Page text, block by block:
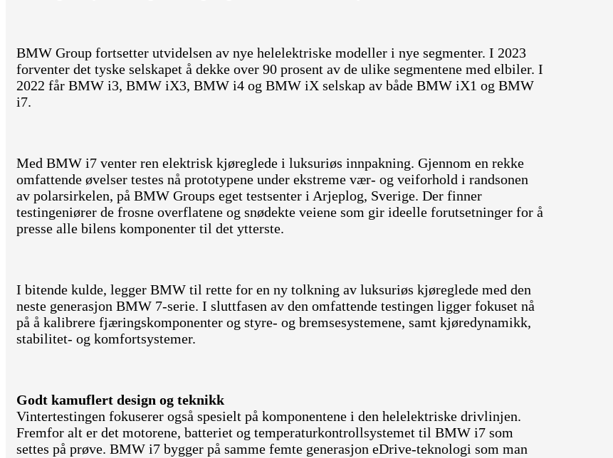
BMW Group fortsetter utvidelsen av nye helelektriske modeller i nye segmenter. I 2023
forventer det tyske selskapet å dekke over 90 prosent av de ulike segmentene med elbiler. I
2022 får BMW i3, BMW iX3, BMW i4 og BMW iX selskap av både BMW iX1 og BMW
i7.
Med BMW i7 venter ren elektrisk kjøreglede i luksuriøs innpakning. Gjennom en rekke
omfattende øvelser testes nå prototypene under ekstreme vær- og veiforhold i randsonen
av polarsirkelen, på BMW Groups eget testsenter i Arjeplog, Sverige. Der finner
testingeniører de frosne overflatene og snødekte veiene som gir ideelle forutsetninger for å
presse alle bilens komponenter til det ytterste.
I bitende kulde, legger BMW til rette for en ny tolkning av luksuriøs kjøreglede med den
neste generasjon BMW 7-serie. I sluttfasen av den omfattende testingen ligger fokuset nå
på å kalibrere fjæringskomponenter og styre- og bremsesystemene, samt kjøredynamikk,
stabilitet- og komfortsystemer.
Godt kamuflert design og teknikk
Vintertestingen fokuserer også spesielt på komponentene i den helelektriske drivlinjen.
Fremfor alt er det motorene, batteriet og temperaturkontrollsystemet til BMW i7 som
settes på prøve. BMW i7 bygger på samme femte generasjon eDrive-teknologi som man